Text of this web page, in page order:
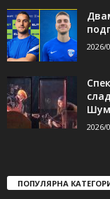
2026/
2026/
ПОПУЛЯРНА